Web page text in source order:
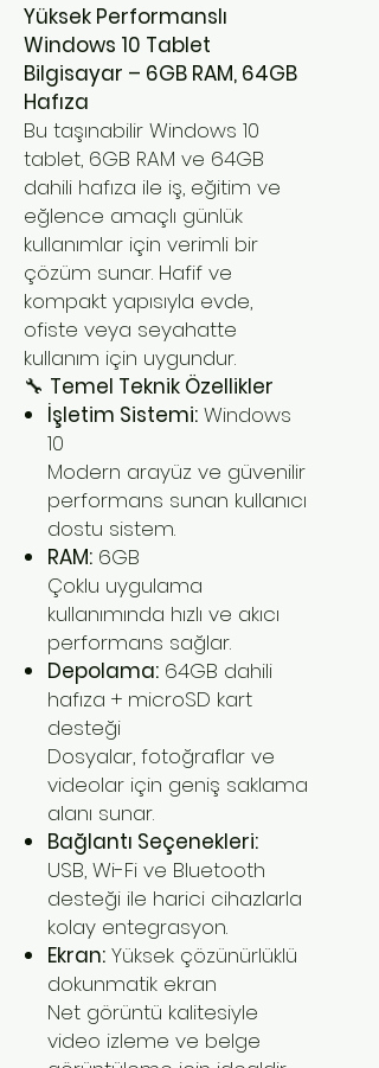
Yüksek Performanslı
Windows 10 Tablet
Bilgisayar – 6GB RAM, 64GB
Hafıza
Bu taşınabilir Windows 10
tablet, 6GB RAM ve 64GB
dahili hafıza ile iş, eğitim ve
eğlence amaçlı günlük
kullanımlar için verimli bir
çözüm sunar. Hafif ve
kompakt yapısıyla evde,
ofiste veya seyahatte
kullanım için uygundur.
🔧 Temel Teknik Özellikler
İşletim Sistemi: Windows
10
Modern arayüz ve güvenilir
performans sunan kullanıcı
dostu sistem.
RAM: 6GB
Çoklu uygulama
kullanımında hızlı ve akıcı
performans sağlar.
Depolama: 64GB dahili
hafıza + microSD kart
desteği
Dosyalar, fotoğraflar ve
videolar için geniş saklama
alanı sunar.
Bağlantı Seçenekleri:
USB, Wi-Fi ve Bluetooth
desteği ile harici cihazlarla
kolay entegrasyon.
Ekran: Yüksek çözünürlüklü
dokunmatik ekran
Net görüntü kalitesiyle
video izleme ve belge